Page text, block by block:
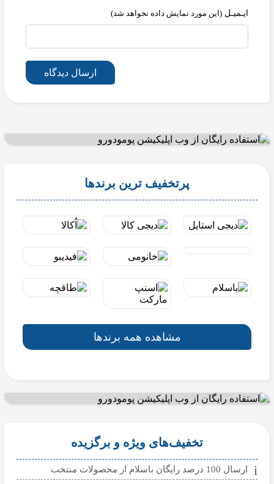
ایـمیـل (این مورد نمایش داده نخواهد شد)
ارسال دیدگاه
پرتخفیف ترین برندها
مشاهده همه برندها
تخفیف‌های ویژه و برگزیده
ارسال 100 درصد رایگان باسلام از محصولات منتخب